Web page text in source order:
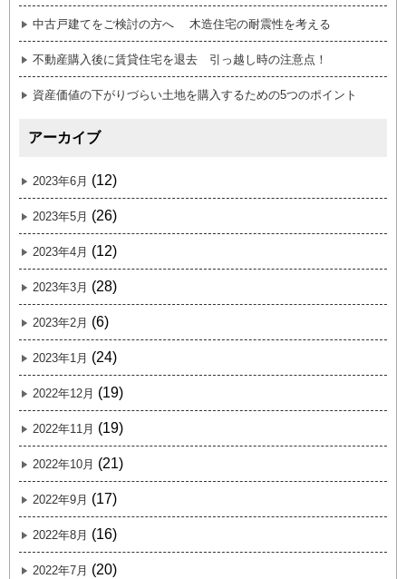
中古戸建てをご検討の方へ 木造住宅の耐震性を考える
不動産購入後に賃貸住宅を退去 引っ越し時の注意点！
資産価値の下がりづらい土地を購入するための5つのポイント
アーカイブ
2023年6月 (12)
2023年5月 (26)
2023年4月 (12)
2023年3月 (28)
2023年2月 (6)
2023年1月 (24)
2022年12月 (19)
2022年11月 (19)
2022年10月 (21)
2022年9月 (17)
2022年8月 (16)
2022年7月 (20)